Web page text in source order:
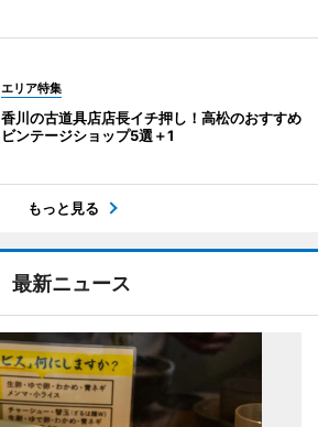
エリア特集
香川の古道具店店長イチ押し！高松のおすすめ
ビンテージショップ5選＋1
もっと見る
最新ニュース